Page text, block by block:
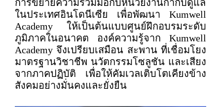
การขยายความร่วมมือกับหน่วยงานกำกับดูแล
ในประเทศอินโดนีเซีย เพื่อพัฒนา Kumwell
Academy ให้เป็นต้นแบบศูนย์ฝึกอบรมระดับ
ภูมิภาคในอนาคต องค์ความรู้จาก Kumwell
Academy จึงเปรียบเสมือน สะพาน ที่เชื่อมโยง
มาตรฐานวิชาชีพ นวัตกรรมโซลูชัน และเสียง
จากภาคปฏิบัติ เพื่อให้คัมเวลเติบโตเคียงข้าง
สังคมอย่างมั่นคงและยั่งยืน